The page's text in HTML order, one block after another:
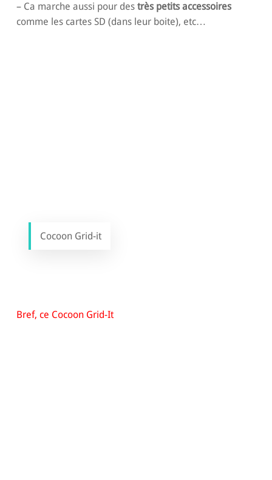
– Ca marche aussi pour des très petits accessoires
comme les cartes SD (dans leur boite), etc…
Cocoon Grid-it
Bref, ce Cocoon Grid-It